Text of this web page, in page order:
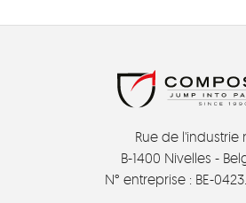
Rue de l'industrie
B-1400 Nivelles -
N° entreprise : BE-